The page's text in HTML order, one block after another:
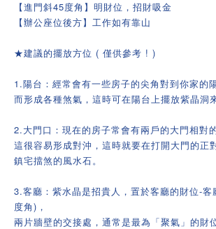
【進門斜45度角】明財位，招財吸金
【辦公座位後方】工作如有靠山
★建議的擺放方位 ( 僅供參考 ! )
1.陽台：經常會有一些房子的尖角對到你家的
而形成各種煞氣，這時可在陽台上擺放紫晶洞
2.大門口：現在的房子常會有兩戶的大門相對
這很容易形成對沖，這時就要在打開大門的正
鎮宅擋煞的風水石。
3.客廳：紫水晶是招貴人，置於客廳的財位-
度角)，
兩片牆壁的交接處，通常是最為「聚氣」的財